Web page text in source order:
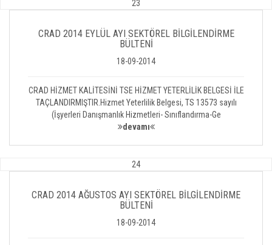
23
CRAD 2014 EYLÜL AYI SEKTÖREL BİLGİLENDİRME
BÜLTENİ
18-09-2014
CRAD HİZMET KALİTESİNİ TSE HİZMET YETERLİLİK BELGESİ İLE
TAÇLANDIRMIŞTIR.Hizmet Yeterlilik Belgesi, TS 13573 sayılı
(İşyerleri Danışmanlık Hizmetleri- Sınıflandırma-Ge
devamı
24
CRAD 2014 AĞUSTOS AYI SEKTÖREL BİLGİLENDİRME
BÜLTENİ
18-09-2014